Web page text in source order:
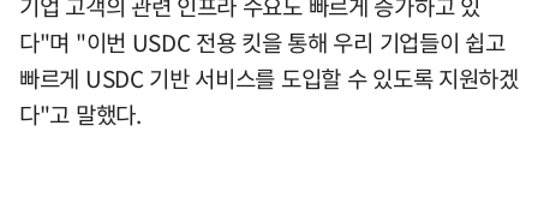
다"며 "이번 USDC 전용 킷을 통해 우리 기업들이 쉽고
빠르게 USDC 기반 서비스를 도입할 수 있도록 지원하겠
다"고 말했다.